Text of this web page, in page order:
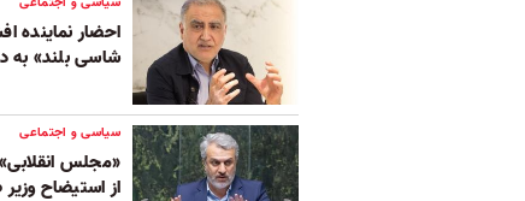
احضار نماینده
شاسی بلند» به
سیاسی و اجتماعی
«مجلس
از استیضاح